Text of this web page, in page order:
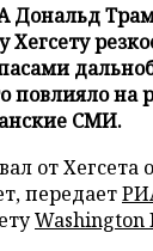
Дональд
Хегсету
повлияло на
СМИ.
от Хегсета
передает
Washington